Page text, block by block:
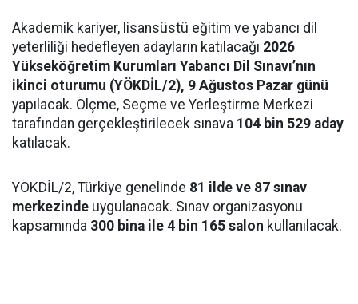
Akademik kariyer, lisansüstü eğitim ve yabancı dil
yeterliliği hedefleyen adayların katılacağı 2026
Yükseköğretim Kurumları Yabancı Dil Sınavı’nın
ikinci oturumu (YÖKDİL/2), 9 Ağustos Pazar günü
yapılacak. Ölçme, Seçme ve Yerleştirme Merkezi
tarafından gerçekleştirilecek sınava 104 bin 529 aday
katılacak.
YÖKDİL/2, Türkiye genelinde 81 ilde ve 87 sınav
merkezinde uygulanacak. Sınav organizasyonu
kapsamında 300 bina ile 4 bin 165 salon kullanılacak.